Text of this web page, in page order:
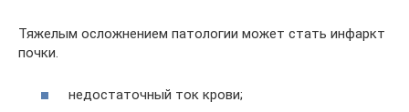
Тяжелым осложнением патологии может стать инфаркт
почки.
недостаточный ток крови;